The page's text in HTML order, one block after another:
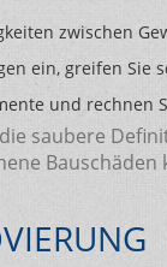
zwischen
ein, greifen Sie
und rechnen
saubere